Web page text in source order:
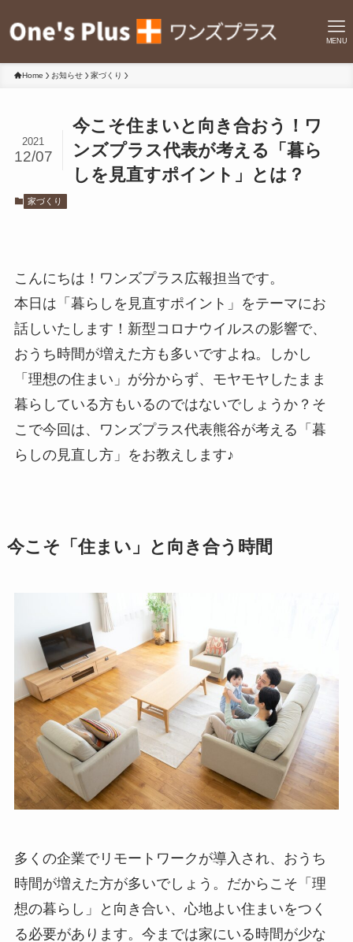
MENU
Home お知らせ 家づくり
今こそ住まいと向き合おう！ワ
ンズプラス代表が考える「暮ら
しを見直すポイント」とは？
2021
12/07
家づくり
こんにちは！ワンズプラス広報担当です。
本日は「暮らしを見直すポイント」をテーマにお
話しいたします！新型コロナウイルスの影響で、
おうち時間が増えた方も多いですよね。しかし
「理想の住まい」が分からず、モヤモヤしたまま
暮らしている方もいるのではないでしょうか？そ
こで今回は、ワンズプラス代表熊谷が考える「暮
らしの見直し方」をお教えします♪
今こそ「住まい」と向き合う時間
多くの企業でリモートワークが導入され、おうち
時間が増えた方が多いでしょう。だからこそ「理
想の暮らし」と向き合い、心地よい住まいをつく
る必要があります。今までは家にいる時間が少な